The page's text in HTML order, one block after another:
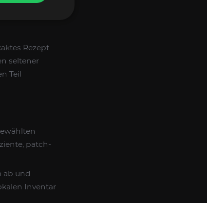
Rezept
seltener
Teil
patch-
ab und
Inventar